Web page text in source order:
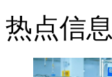
热点信息